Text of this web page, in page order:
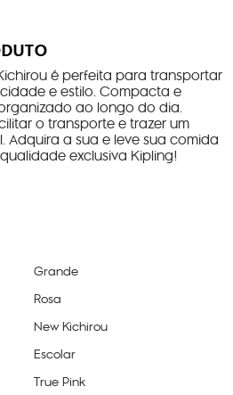
é perfeita para transportar
e estilo. Compacta e
ao longo do dia.
o transporte e trazer um
Adquira a sua e leve sua comida
exclusiva Kipling!
Grande
Rosa
New Kichirou
Escolar
True Pink